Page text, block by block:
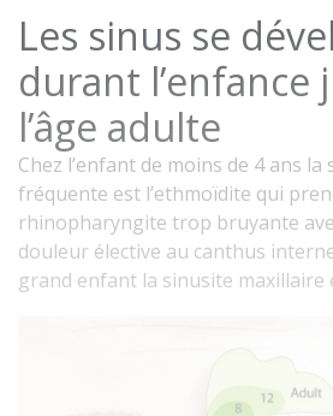
Les sinus se
durant l’enfance
l’âge adulte
Chez l’enfant de moins de 4 ans
fréquente est l’ethmoïdite qui
rhinopharyngite trop bruyante
douleur élective au canthus
grand enfant la sinusite maxillaire